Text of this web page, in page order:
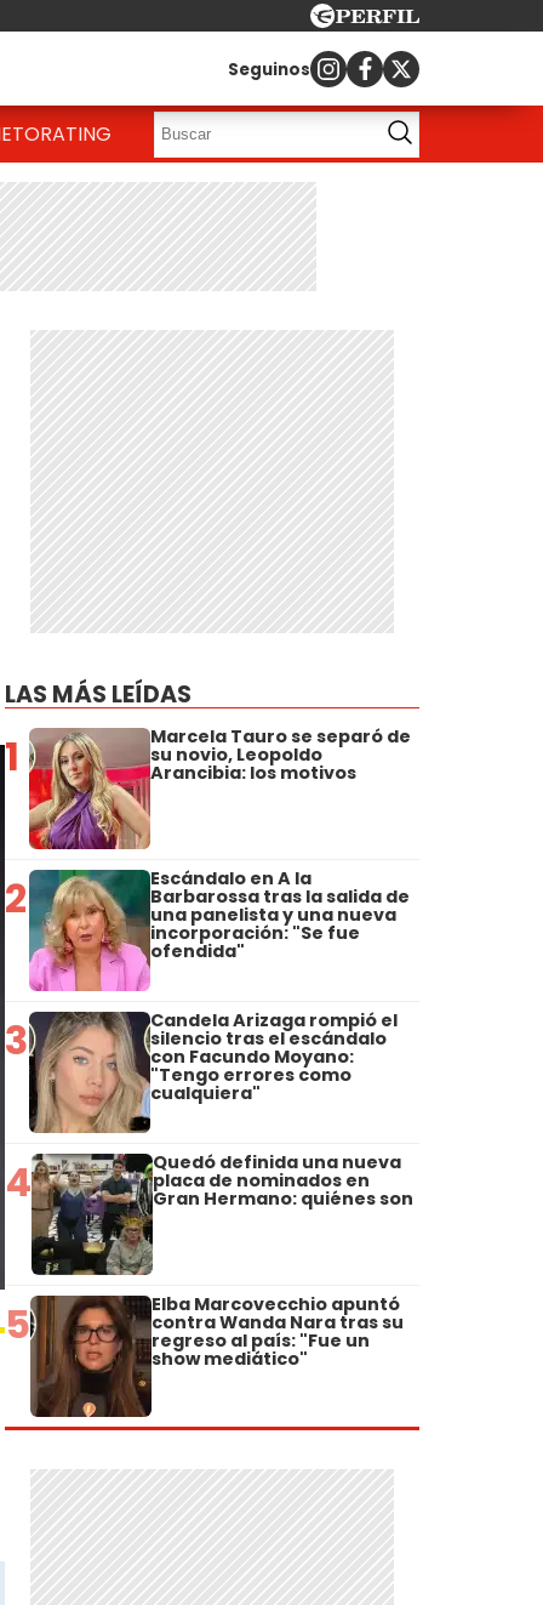
Seguinos
RATING
LAS MÁS LEÍDAS
1 Marcela Tauro se separó de
su novio, Leopoldo
Arancibia: los motivos
2 Escándalo en A la
Barbarossa tras la salida de
una panelista y una nueva
incorporación: "Se fue
ofendida"
3 Candela Arizaga rompió el
silencio tras el escándalo
con Facundo Moyano:
"Tengo errores como
cualquiera"
4 Quedó definida una nueva
placa de nominados en
Gran Hermano: quiénes son
5 Elba Marcovecchio apuntó
contra Wanda Nara tras su
regreso al país: "Fue un
show mediático"